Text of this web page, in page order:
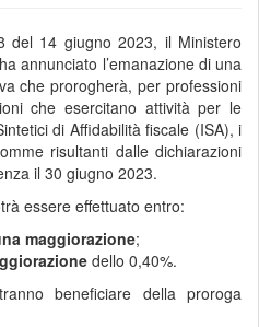
del 14 giugno 2023, il Ministero
annunciato l’emanazione di una
che prorogherà, per professioni
che esercitano attività per le
di Affidabilità fiscale (ISA), i
risultanti dalle dichiarazioni
il 30 giugno 2023.
essere effettuato entro:
maggiorazione;
dello 0,40%.
beneficiare della proroga